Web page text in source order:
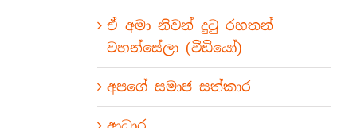
ඒ අමා නිවන් දුටු රහතන්
වහන්සේලා (වීඩියෝ)
අපගේ සමාජ සත්කාර